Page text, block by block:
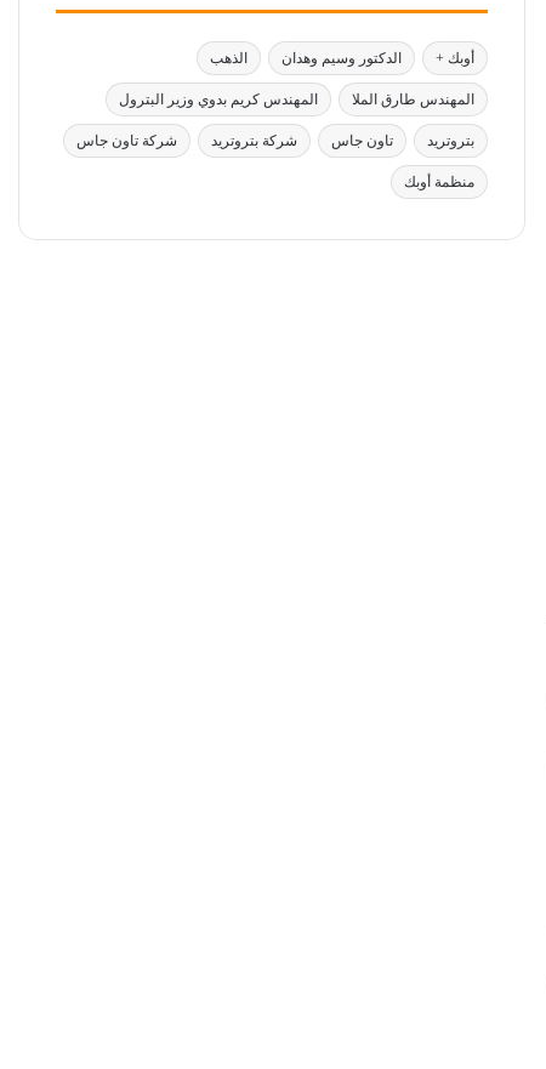
أوبك + الدكتور وسيم وهدان الذهب
المهندس طارق الملا المهندس كريم بدوي وزير البترول
بتروتريد تاون جاس شركة بتروتريد شركة تاون جاس
منظمة أوبك